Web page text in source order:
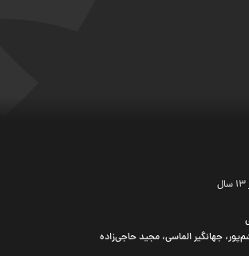
جهانگیر الماسی، مجید حاجی‌زاده